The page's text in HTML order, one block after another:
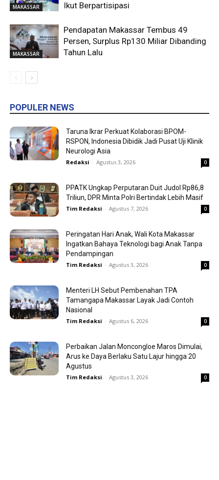
MAKASSAR
Ikut Berpartisipasi
MAKASSAR
Pendapatan Makassar Tembus 49
Persen, Surplus Rp130 Miliar Dibanding
Tahun Lalu
POPULER NEWS
Taruna Ikrar Perkuat Kolaborasi BPOM-
RSPON, Indonesia Dibidik Jadi Pusat Uji Klinik
Neurologi Asia
Redaksi - Agustus 3, 2026 0
PPATK Ungkap Perputaran Duit Judol Rp86,8
Triliun, DPR Minta Polri Bertindak Lebih Masif
Tim Redaksi - Agustus 7, 2026 0
Peringatan Hari Anak, Wali Kota Makassar
Ingatkan Bahaya Teknologi bagi Anak Tanpa
Pendampingan
Tim Redaksi - Agustus 3, 2026 0
Menteri LH Sebut Pembenahan TPA
Tamangapa Makassar Layak Jadi Contoh
Nasional
Tim Redaksi - Agustus 6, 2026 0
Perbaikan Jalan Moncongloe Maros Dimulai,
Arus ke Daya Berlaku Satu Lajur hingga 20
Agustus
Tim Redaksi - Agustus 3, 2026 0